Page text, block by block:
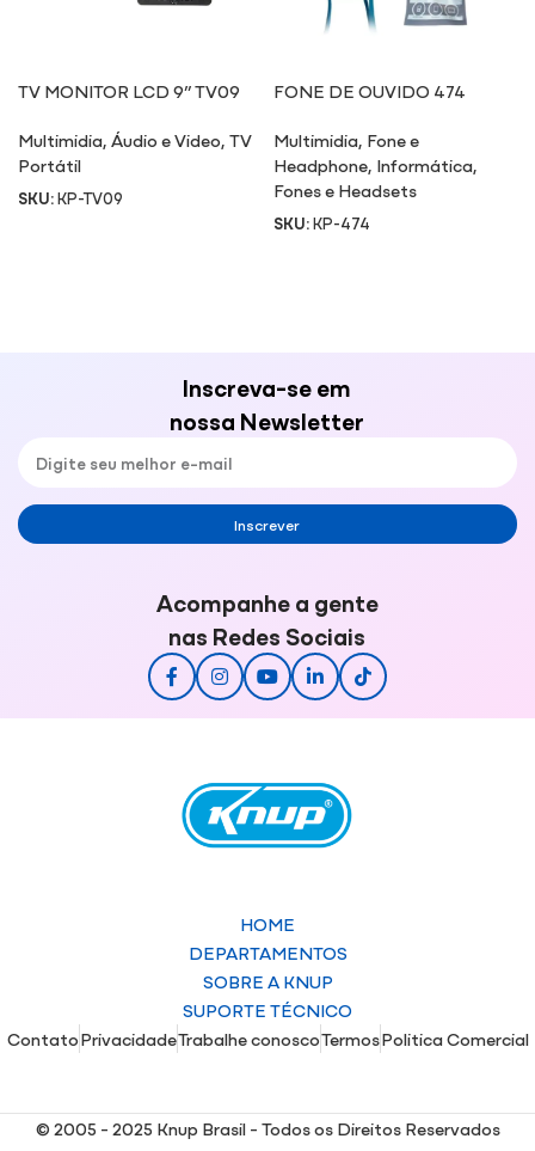
TV MONITOR LCD 9” TV09
Multimidia,Áudio e Video,TV
Portátil
SKU:KP-TV09
FONE DE OUVIDO 474
Multimidia, Fone e
Headphone, Informática,
Fones e Headsets
SKU:KP-474
Inscreva-se em
nossa Newsletter
Inscrever
Acompanhe a gente
nas Redes Sociais
HOME
DEPARTAMENTOS
SOBRE A KNUP
SUPORTE TÉCNICO
ContatoPrivacidadeTrabalhe conoscoTermosPolitica Comercial
© 2005 - 2025 Knup Brasil - Todos os Direitos Reservados